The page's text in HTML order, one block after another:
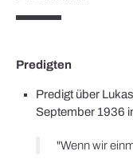
Predigten
Predigt über
September 1936